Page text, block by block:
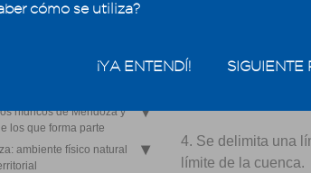
como unidad territorial
hídricos de Mendoza y
los que forma parte
ambiente físico natural
Esto genera la red
3. En la red
aporte y zonas
4. Se delimita una
límite de la cuenca.
cómo se utiliza?
¡YA ENTENDÍ! SIGUIENTE